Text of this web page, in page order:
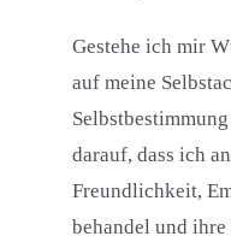
Gestehe ich mir
auf meine
darauf, dass ich
Freundlichkeit,
behandel und